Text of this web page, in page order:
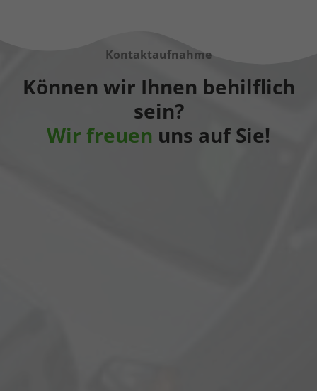
Kontaktaufnahme
Können wir Ihnen behilflich
sein?
Wir freuen uns auf Sie!